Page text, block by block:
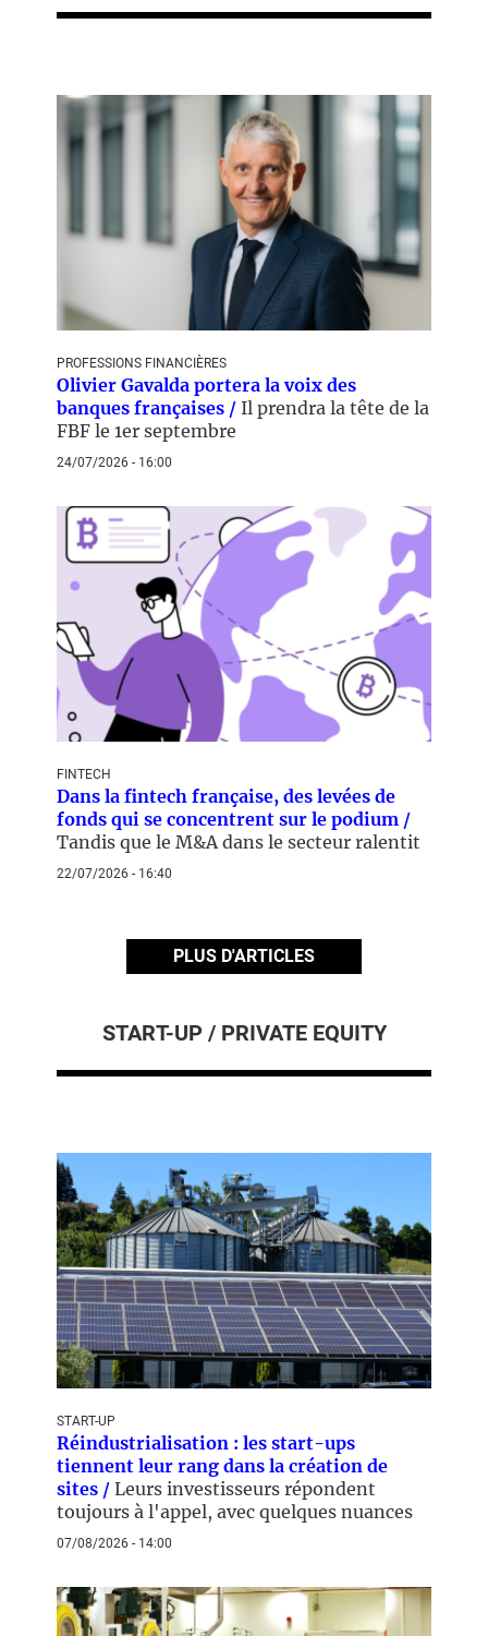
PROFESSIONS FINANCIÈRES
Olivier Gavalda portera la voix des
banques françaises / Il prendra la tête de la
FBF le 1er septembre
24/07/2026 - 16:00
FINTECH
Dans la fintech française, des levées de
fonds qui se concentrent sur le podium /
Tandis que le M&A dans le secteur ralentit
22/07/2026 - 16:40
PLUS D'ARTICLES
START-UP / PRIVATE EQUITY
START-UP
Réindustrialisation : les start-ups
tiennent leur rang dans la création de
sites / Leurs investisseurs répondent
toujours à l'appel, avec quelques nuances
07/08/2026 - 14:00